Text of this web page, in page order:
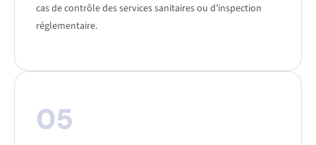
cas de contrôle des services sanitaires ou d’inspection
réglementaire.
05